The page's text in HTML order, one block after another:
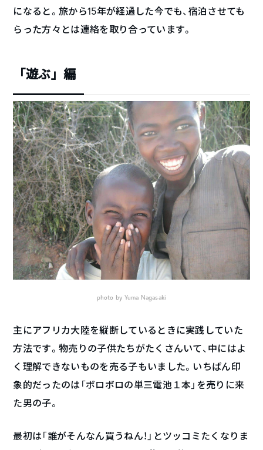
になると。旅から15年が経過した今でも、宿泊させても
らった方々とは連絡を取り合っています。
「遊ぶ」編
photo by Yuma Nagasaki
主にアフリカ大陸を縦断しているときに実践していた
方法です。物売りの子供たちがたくさんいて、中にはよ
く理解できないものを売る子もいました。いちばん印
象的だったのは「ボロボロの単三電池１本」を売りに来
た男の子。
最初は「誰がそんなん買うねん！」とツッコミたくなりま